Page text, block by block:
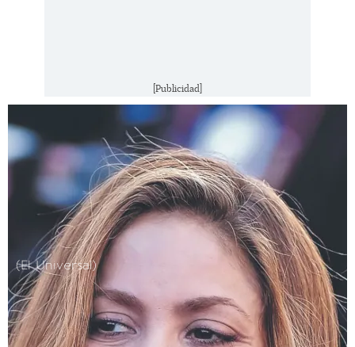
[Publicidad]
(El Universal)